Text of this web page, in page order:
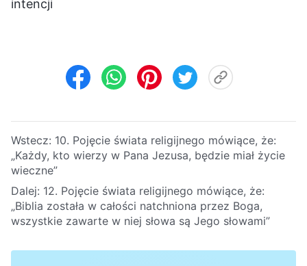
intencji
Wstecz: 10. Pojęcie świata religijnego mówiące, że:
„Każdy, kto wierzy w Pana Jezusa, będzie miał życie
wieczne”
Dalej: 12. Pojęcie świata religijnego mówiące, że:
„Biblia została w całości natchniona przez Boga,
wszystkie zawarte w niej słowa są Jego słowami”